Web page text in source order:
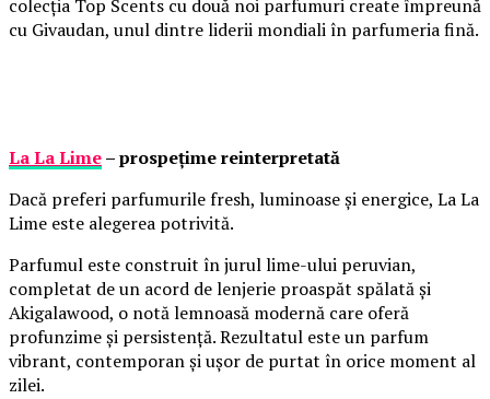
colecția Top Scents cu două noi parfumuri create împreună
cu Givaudan, unul dintre liderii mondiali în parfumeria fină.
La La Lime– prospețime reinterpretată
Dacă preferi parfumurile fresh, luminoase și energice, La La
Lime este alegerea potrivită.
Parfumul este construit în jurul lime-ului peruvian,
completat de un acord de lenjerie proaspăt spălată și
Akigalawood, o notă lemnoasă modernă care oferă
profunzime și persistență. Rezultatul este un parfum
vibrant, contemporan și ușor de purtat în orice moment al
zilei.